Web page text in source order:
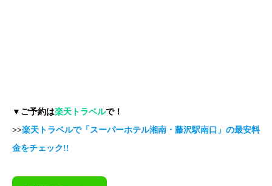
▼ご予約は楽天トラベルで！
>>楽天トラベルで「スーパーホテル湘南・藤沢駅南口」の最安料
金をチェック!!